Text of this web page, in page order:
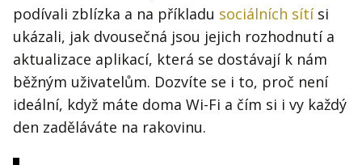
podívali zblízka a na příkladu sociálních sítísi
ukázali, jak dvousečná jsou jejich rozhodnutí a
aktualizace aplikací, která se dostávají k nám
běžným uživatelům. Dozvíte se i to, proč není
ideální, když máte doma Wi-Fi a čím si i vy každý
den zaděláváte na rakovinu.